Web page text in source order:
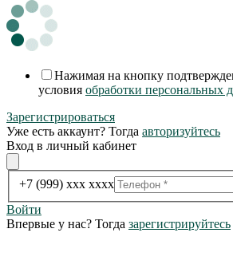
Нажимая на кнопку
условия обработки персональных
Зарегистрироваться
Уже есть аккаунт? Тогда авторизуйтесь
Вход в личный кабинет
+7 (999) xxx xxxx
Войти
Впервые у нас? Тогда зарегистрируйтесь